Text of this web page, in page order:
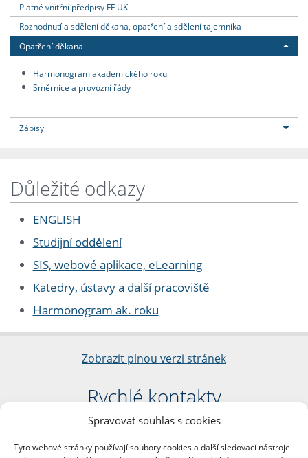
Spravovat souhlas s cookies
Tyto webové stránky používají soubory cookies a další sledovací nástroje
Platné vnitřní předpisy FF UK
Rozhodnutí a sdělení děkana, opatření a sdělení tajemníka
Opatření děkana
Harmonogram akademického roku
Směrnice a provozní řády
Zápisy
Důležité odkazy
ENGLISH
Studijní oddělení
SIS, webové aplikace, eLearning
Katedry, ústavy a další pracoviště
Harmonogram ak. roku
Zobrazit plnou verzi stránek
Rychlé kontakty
Filozofická fakulta
nám. Jana Palacha 1/2